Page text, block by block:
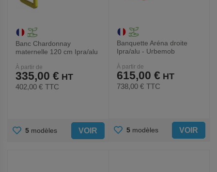
Banc Chardonnay
maternelle 120 cm Ipra/alu
À partir de
335,00 €
402,00 € TTC
AJOUTER
5 modèles VOIR
Banquette Aréna droite
Ipra/alu - Urbemob
À partir de
615,00 €
738,00 € TTC
AJOUTER
5 modèles VOIR